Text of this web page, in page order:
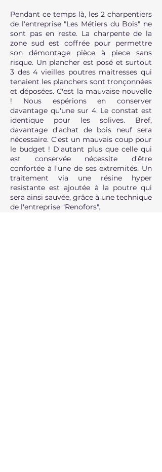
Pendant ce temps là, les 2 charpentiers
de l'entreprise "Les Métiers du Bois" ne
sont pas en reste. La charpente de la
zone sud est coffrée pour permettre
son démontage pièce à piece sans
risque. Un plancher est posé et surtout
3 des 4 vieilles poutres maitresses qui
tenaient les planchers sont tronçonnées
et déposées. C'est la mauvaise nouvelle
! Nous espérions en conserver
davantage qu'une sur 4. Le constat est
identique pour les solives. Bref,
davantage d'achat de bois neuf sera
nécessaire. C'est un mauvais coup pour
le budget ! D'autant plus que celle qui
est conservée nécessite d'être
confortée à l'une de ses extremités. Un
traitement via une résine hyper
resistante est ajoutée à la poutre qui
sera ainsi sauvée, grâce à une technique
de l'entreprise "Renofors".